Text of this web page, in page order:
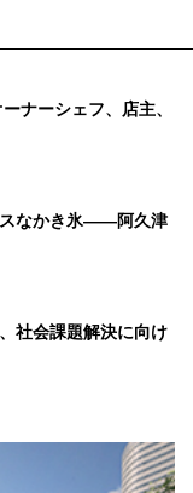
ナーシェフ、店主、
スなかき氷——阿久津
社会課題解決に向け